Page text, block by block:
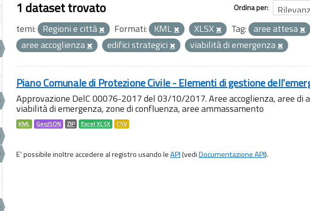
Ordina per
1 dataset trovato
temi: Regioni e città Formati: KML XLSX Tag: aree attesa
aree accoglienza
edifici strategici viabilità di emergenza
Piano Comunale di Protezione Civile - Elementi di gestione
Approvazione DelC 00076-2017 del 03/10/2017. Aree accoglienza, aree di
viabilità di emergenza, zone di confluenza, aree ammassamento
KML GeoJSON ZIP Excel XLSX CSV
E' possibile inoltre accedere al registro usando leAPI(vediDocumentazione API).